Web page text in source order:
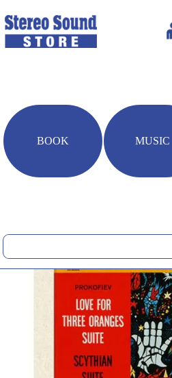
BOOK MUSIC
HOME
音楽ソフト
プロコフィエフ：≪3つのオレンジ
収録BD-ROM)